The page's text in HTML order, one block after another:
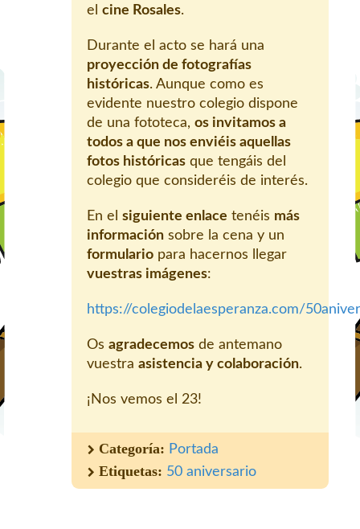
el cine Rosales.
Durante el acto se hará una
proyección de fotografías
históricas. Aunque como es
evidente nuestro colegio dispone
de una fototeca, os invitamos a
todos a que nos enviéis aquellas
fotos históricas que tengáis del
colegio que consideréis de interés.
En el siguiente enlace tenéis más
información sobre la cena y un
formulario para hacernos llegar
vuestras imágenes:
https://colegiodelaesperanza.com/
Os agradecemos de antemano
vuestra asistencia y colaboración.
¡Nos vemos el 23!
Categoría: Portada
Etiquetas: 50 aniversario